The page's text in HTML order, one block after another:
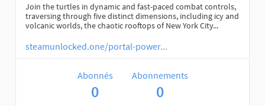
Join the turtles in dynamic and fast-paced combat controls,
traversing through five distinct dimensions, including icy and
volcanic worlds, the chaotic rooftops of New York City...
steamunlocked.one/portal-power...
Abonnés
0
Abonnements
0